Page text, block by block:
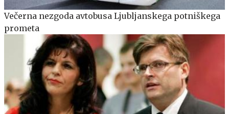
Večerna nezgoda avtobusa Ljubljanskega potniškega
prometa